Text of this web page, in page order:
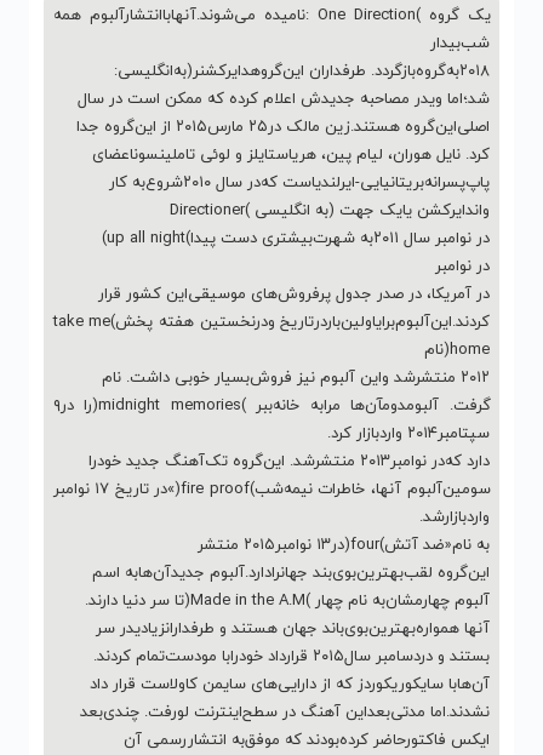
ﯾﮏ ﮔﺮوه )One Direction :ﻧﺎﻣﯿﺪه ﻣﯽﺷﻮﻧﺪ.آﻧﻬﺎﺑﺎاﻧﺘﺸﺎرآﻟﺒﻮم ﻫﻤﻪ
ﺷﺐﺑﯿﺪار
۲۰۱۸ﺑﻪﮔﺮوهﺑﺎزﮔﺮدد. ﻃﺮﻓﺪاران اﯾﻦﮔﺮوهداﯾﺮﮐﺸﻨﺮ(ﺑﻪاﻧﮕﻠﯿﺴﯽ:
ﺷﺪ؛اﻣﺎ ویدر ﻣﺼﺎﺣﺒﻪ ﺟﺪﯾﺪش اﻋﻼم ﮐﺮده ﮐﻪ ﻣﻤﮑﻦ اﺳﺖ در ﺳﺎل
اﺻﻠﯽاﯾﻦﮔﺮوه ﻫﺴﺘﻨﺪ.زﯾﻦ ﻣﺎﻟﮏ در۲۵ ﻣﺎرس۲۰۱۵ از اﯾﻦﮔﺮوه ﺟﺪا
ﮐﺮد. ﻧﺎﯾﻞ ﻫﻮران، ﻟﯿﺎم ﭘﯿﻦ، ﻫﺮیاﺳﺘﺎﯾﻠﺰ و ﻟﻮﺋﯽ ﺗﺎﻣﻠﯿﻨﺴﻮناﻋﻀﺎی
ﭘﺎپﭘﺴﺮاﻧﻪﺑﺮﯾﺘﺎﻧﯿﺎﯾﯽ-اﯾﺮﻟﻨﺪیاﺳﺖ ﮐﻪدر ﺳﺎل ۲۰۱۰ﺷﺮوعﺑﻪ ﮐﺎر
وانداﯾﺮﮐﺸﻦ ﯾﺎﯾﮏ ﺟﻬﺖ (ﺑﻪ اﻧﮕﻠﯿﺴﯽ )Directioner
در ﻧﻮاﻣﺒﺮ ﺳﺎل ۲۰۱۱ﺑﻪ ﺷﻬﺮتﺑﯿﺸﺘﺮی دﺳﺖ ﭘﯿﺪا)up all night)
در ﻧﻮاﻣﺒﺮ
در آﻣﺮﯾﮑﺎ، در ﺻﺪر ﺟﺪول ﭘﺮﻓﺮوشﻫﺎی ﻣﻮﺳﯿﻘﯽاﯾﻦ ﮐﺸﻮر ﻗﺮار
ﮐﺮدﻧﺪ.اﯾﻦآﻟﺒﻮمﺑﺮایاوﻟﯿﻦﺑﺎردرﺗﺎرﯾﺦ ودرﻧﺨﺴﺘﯿﻦ ﻫﻔﺘﻪ ﭘﺨﺶ)take me
home(ﻧﺎم
۲۰۱۲ ﻣﻨﺘﺸﺮﺷﺪ واﯾﻦ آﻟﺒﻮم ﻧﯿﺰ ﻓﺮوشﺑﺴﯿﺎر ﺧﻮﺑﯽ داﺷﺖ. ﻧﺎم
ﮔﺮﻓﺖ. آﻟﺒﻮمدومآنﻫﺎ ﻣﺮاﺑﻪ ﺧﺎﻧﻪﺑﺒﺮ )midnight memories(را در۹
ﺳﭙﺘﺎﻣﺒﺮ۲۰۱۴ واردﺑﺎزار ﮐﺮد.
دارد ﮐﻪدر ﻧﻮاﻣﺒﺮ۲۰۱۳ ﻣﻨﺘﺸﺮﺷﺪ. اﯾﻦﮔﺮوه ﺗﮏآﻫﻨﮓ ﺟﺪﯾﺪ ﺧﻮدرا
ﺳﻮﻣﯿﻦآﻟﺒﻮم آﻧﻬﺎ، ﺧﺎﻃﺮات ﻧﯿﻤﻪﺷﺐ)fire proof(»در ﺗﺎرﯾﺦ ۱۷ ﻧﻮاﻣﺒﺮ
واردﺑﺎزارﺷﺪ.
ﺑﻪ ﻧﺎم«ﺿﺪ آﺗﺶ)four(در۱۳ ﻧﻮاﻣﺒﺮ۲۰۱۵ ﻣﻨﺘﺸﺮ
اﯾﻦﮔﺮوه ﻟﻘﺐﺑﻬﺘﺮﯾﻦﺑﻮیﺑﻨﺪ ﺟﻬﺎنرادارد.آﻟﺒﻮم ﺟﺪﯾﺪآنﻫﺎﺑﻪ اﺳﻢ
آﻟﺒﻮم ﭼﻬﺎرﻣﺸﺎنﺑﻪ ﻧﺎم ﭼﻬﺎر )Made in the A.M(ﺗﺎ ﺳﺮ دﻧﯿﺎ دارﻧﺪ.
آﻧﻬﺎ ﻫﻤﻮارهﺑﻬﺘﺮﯾﻦﺑﻮیﺑﺎﻧﺪ ﺟﻬﺎن ﻫﺴﺘﻨﺪ و ﻃﺮﻓﺪارانزﯾﺎدیدر ﺳﺮ
ﺑﺴﺘﻨﺪ و دردﺳﺎﻣﺒﺮ ﺳﺎل۲۰۱۵ ﻗﺮارداد ﺧﻮدراﺑﺎ ﻣﻮدﺳﺖﺗﻤﺎم ﮐﺮدﻧﺪ.
آنﻫﺎﺑﺎ ﺳﺎﯾﮑﻮرﯾﮑﻮردز ﮐﻪ از داراﯾﯽﻫﺎی ﺳﺎﯾﻤﻦ ﮐﺎولاﺳﺖ ﻗﺮار داد
ﻧﺸﺪﻧﺪ.اﻣﺎ ﻣﺪﺗﯽﺑﻌﺪاﯾﻦ آﻫﻨﮓ در ﺳﻄﺢاﯾﻨﺘﺮﻧﺖ ﻟﻮرﻓﺖ. ﭼﻨﺪیﺑﻌﺪ
اﯾﮑﺲ ﻓﺎﮐﺘﻮرﺣﺎﺿﺮ ﮐﺮدهﺑﻮدﻧﺪ ﮐﻪ ﻣﻮﻓﻖﺑﻪ اﻧﺘﺸﺎررﺳﻤﯽ آن